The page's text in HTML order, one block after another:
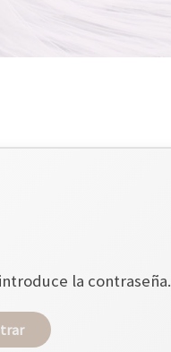
la contraseña.